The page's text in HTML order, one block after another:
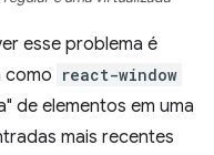
esse problema é
como react-window
de elementos em uma
mais recentes